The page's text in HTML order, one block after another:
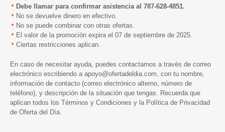
Debe llamar para confirmar asistencia al 787-628-4851.
No se devuelve dinero en efectivo.
No se puede combinar con otras ofertas.
El valor de la promoción expira el 07 de septiembre de 2025.
Ciertas restricciones aplican.
En caso de necesitar ayuda, puedes contactarnos a través de correo
electrónico escribiendo a apoyo@ofertadeldia.com , con tu nombre,
información de contacto (correo electrónico alterno, número de
teléfono), y descripción de la situación que tengas. Recuerda que
aplican todos los Términos y Condiciones y la Política de Privacidad
de Oferta del Día.